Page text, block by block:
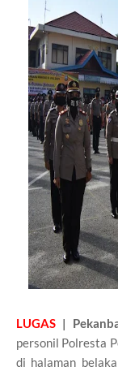
LUGAS |
personil Polresta
di halaman